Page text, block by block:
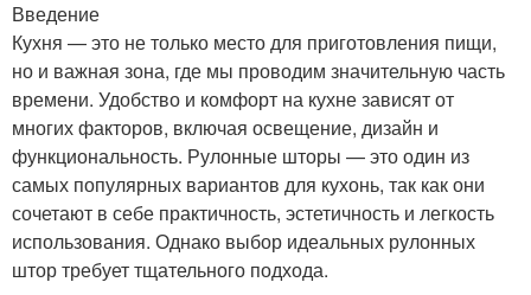
Введение
Кухня — это не только место для приготовления пищи,
но и важная зона, где мы проводим значительную часть
времени. Удобство и комфорт на кухне зависят от
многих факторов, включая освещение, дизайн и
функциональность. Рулонные шторы — это один из
самых популярных вариантов для кухонь, так как они
сочетают в себе практичность, эстетичность и легкость
использования. Однако выбор идеальных рулонных
штор требует тщательного подхода.